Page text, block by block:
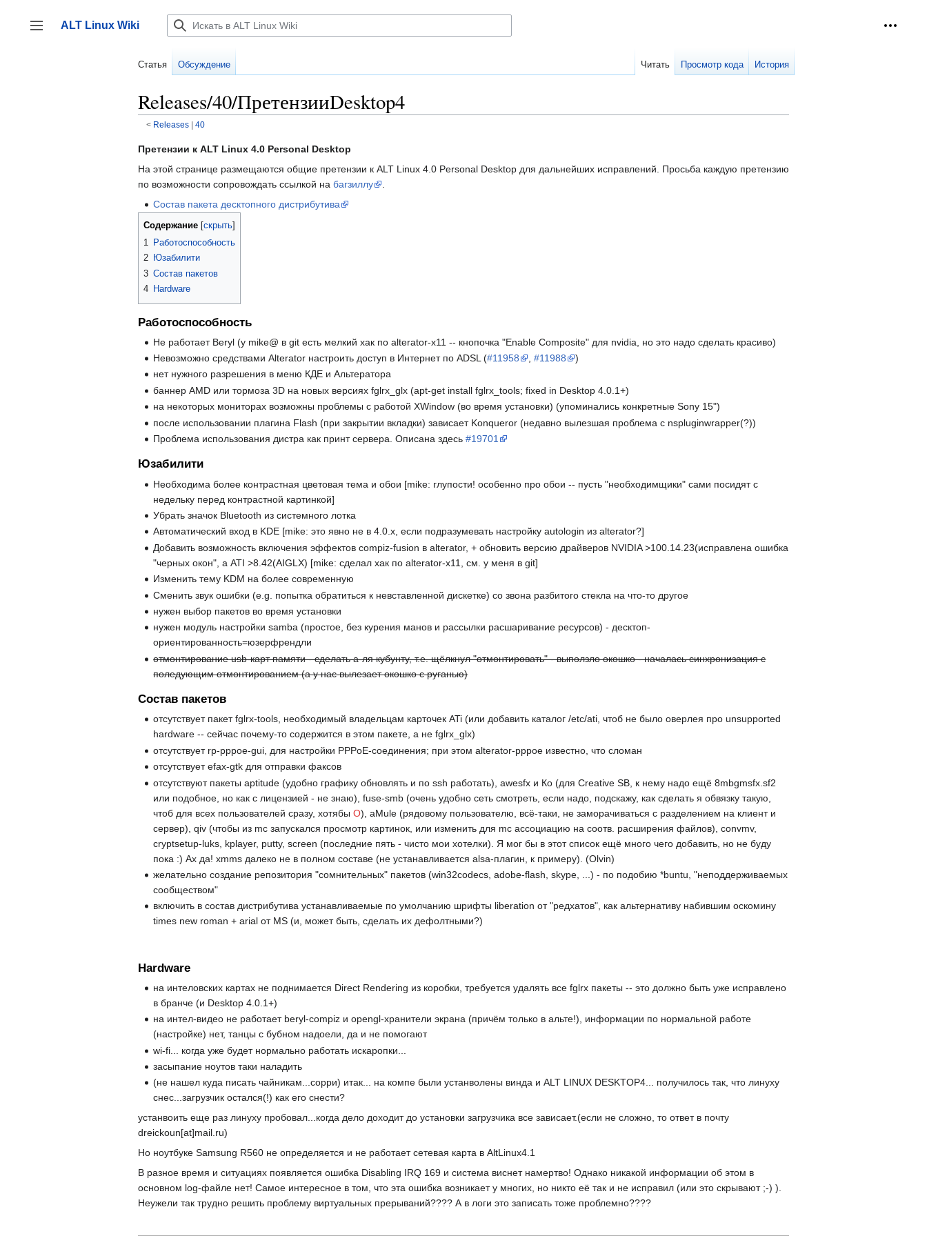
содержанию
Переключить боковую панель
ALT Linux Wiki
Статья Обсуждение Читать Просмотр кода История
Releases/40/ПретензииDesktop4
< Releases‎ | 40
Претензии к ALT Linux 4.0 Personal Desktop
На этой странице размещаются общие претензии к ALT Linux 4.0 Personal Desktop для дальнейших исправлений. Просьба каждую претензию
по возможности сопровождать ссылкой на багзиллу
Состав пакета десктопного дистрибутива
Содержание
1 Работоспособность
2 Юзабилити
3 Состав пакетов
4 Hardware
Работоспособность
Не работает Beryl (у mike@ в git есть мелкий хак по alterator-x11 -- кнопочка "Enable Composite" для nvidia, но это надо сделать красиво)
Невозможно средствами Alterator настроить доступ в Интернет по ADSL (#11958 ,#11988
)
нет нужного разрешения в меню КДЕ и Альтератора
баннер AMD или тормоза 3D на новых версиях fglrx_glx (apt-get install fglrx_tools; fixed in Desktop 4.0.1+)
на некоторых мониторах возможны проблемы с работой XWindow (во время установки) (упоминались конкретные Sony 15")
после использовании плагина Flash (при закрытии вкладки) зависает Konqueror (недавно вылезшая проблема с nspluginwrapper(?))
Проблема использования дистра как принт сервера. Описана здесь#19701
Юзабилити
Необходима более контрастная цветовая тема и обои [mike: глупости! особенно про обои -- пусть "необходимщики" сами посидят с
недельку перед контрастной картинкой]
Убрать значок Bluetooth из системного лотка
Автоматический вход в KDE [mike: это явно не в 4.0.x, если подразумевать настройку autologin из alterator?]
Добавить возможность включения эффектов compiz-fusion в alterator, + обновить версию драйверов NVIDIA >100.14.23(исправлена ошибка
"черных окон", а ATI >8.42(AIGLX) [mike: сделал хак по alterator-x11, см. у меня в git]
Изменить тему KDM на более современную
Сменить звук ошибки (e.g. попытка обратиться к невставленной дискетке) со звона разбитого стекла на что-то другое
нужен выбор пакетов во время установки
нужен модуль настройки samba (простое, без курения манов и рассылки расшаривание ресурсов) - десктоп-
ориентированность=юзерфрендли
отмонтирование usb-карт памяти - сделать а-ля кубунту, т.е. щёлкнул "отмонтировать" - выползло окошко - началась синхронизация с
поледующим отмонтированием (а у нас вылезает окошко с руганью)
Состав пакетов
отсутствует пакет fglrx-tools, необходимый владельцам карточек ATi (или добавить каталог /etc/ati, чтоб не было оверлея про unsupported
hardware -- сейчас почему-то содержится в этом пакете, а не fglrx_glx)
отсутствует rp-pppoe-gui, для настройки PPPoE-соединения; при этом alterator-pppoe известно, что сломан
отсутствует efax-gtk для отправки факсов
отсутствуют пакеты aptitude (удобно графику обновлять и по ssh работать), awesfx и Ко (для Creative SB, к нему надо ещё 8mbgmsfx.sf2
или подобное, но как с лицензией - не знаю), fuse-smb (очень удобно сеть смотреть, если надо, подскажу, как сделать я обвязку такую,
чтоб для всех пользователей сразу, хотябыO), aMule (рядовому пользователю, всё-таки, не заморачиваться с разделением на клиент и
сервер), qiv (чтобы из mc запускался просмотр картинок, или изменить для mc ассоциацию на соотв. расширения файлов), convmv,
cryptsetup-luks, kplayer, putty, screen (последние пять - чисто мои хотелки). Я мог бы в этот список ещё много чего добавить, но не буду
пока :) Ах да! xmms далеко не в полном составе (не устанавливается alsa-плагин, к примеру). (Olvin)
желательно создание репозитория "сомнительных" пакетов (win32codecs, adobe-flash, skype, ...) - по подобию *buntu, "неподдерживаемых
сообществом"
включить в состав дистрибутива устанавливаемые по умолчанию шрифты liberation от "редхатов", как альтернативу набившим оскомину
times new roman + arial от MS (и, может быть, сделать их дефолтными?)
Hardware
на интеловских картах не поднимается Direct Rendering из коробки, требуется удалять все fglrx пакеты -- это должно быть уже исправлено
в бранче (и Desktop 4.0.1+)
на интел-видео не работает beryl-compiz и opengl-хранители экрана (причём только в альте!), информации по нормальной работе
(настройке) нет, танцы с бубном надоели, да и не помогают
wi-fi... когда уже будет нормально работать искаропки...
засыпание ноутов таки наладить
(не нашел куда писать чайникам...сорри) итак... на компе были устанволены винда и ALT LINUX DESKTOP4... получилось так, что линуху
снес...загрузчик остался(!) как его снести?
устанвоить еще раз линуху пробовал...когда дело доходит до установки загрузчика все зависает.(если не сложно, то ответ в почту
dreickoun[at]mail.ru)
Но ноутбуке Samsung R560 не определяется и не работает сетевая карта в AltLinux4.1
В разное время и ситуациях появляется ошибка Disabling IRQ 169 и система виснет намертво! Однако никакой информации об этом в
основном log-файле нет! Самое интересное в том, что эта ошибка возникает у многих, но никто её так и не исправил (или это скрывают ;-) ).
Неужели так трудно решить проблему виртуальных прерываний???? А в логи это записать тоже проблемно????